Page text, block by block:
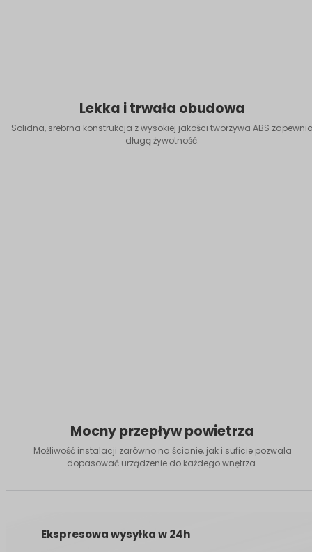
Lekka i trwała obudowa
Solidna, srebrna konstrukcja z wysokiej jakości tworzywa ABS
długą żywotność.
Mocny przepływ powietrza
Możliwość instalacji zarówno na ścianie, jak i suficie pozwala
dopasować urządzenie do każdego wnętrza.
Ekspresowa wysyłka w 24h